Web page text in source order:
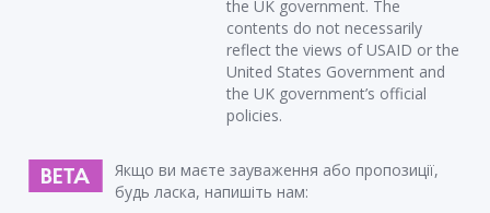
the UK government. The
contents do not necessarily
reflect the views of USAID or the
United States Government and
the UK government’s official
policies.
Якщо ви маєте зауваження або пропозиції,
будь ласка, напишіть нам: